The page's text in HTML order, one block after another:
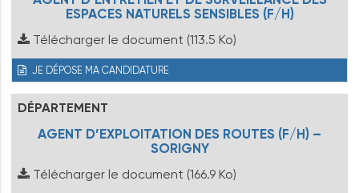
ESPACES NATURELS SENSIBLES (F/H)
Télécharger le document (113.5 Ko)
JE DÉPOSE MA CANDIDATURE
DÉPARTEMENT
AGENT D’EXPLOITATION DES ROUTES (F/H) –
SORIGNY
Télécharger le document (166.9 Ko)